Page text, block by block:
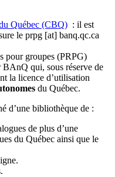
Québec (CBQ) : il est
le prpg [at] banq.qc.ca
pour groupes (PRPG)
BAnQ qui, sous réserve de
la licence d’utilisation
du Québec.
d’une bibliothèque de :
de plus d’une
du Québec ainsi que le